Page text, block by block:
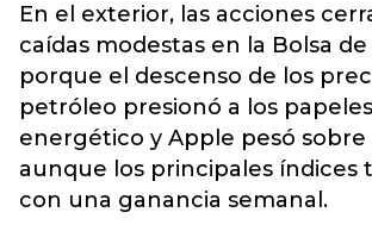
En el exterior, las acciones
caídas modestas en la Bolsa
porque el descenso de los
petróleo presionó a los
energético y Apple pesó sobre
aunque los principales índices
con una ganancia semanal.